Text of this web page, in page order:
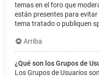
temas en el foro que
están presentes para
tema tratado o publiquen
Arriba
¿Qué son los Grupos de
Los Grupos de Usuarios